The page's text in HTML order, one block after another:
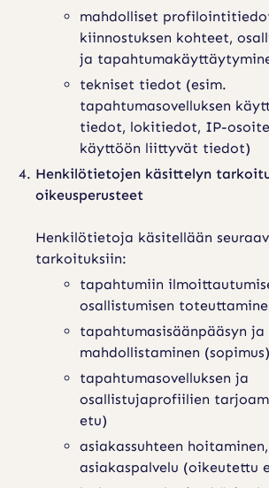
mahdolliset
kiinnostuksen kohteet,
ja
tekniset tiedot (esim.
tapahtumasovelluksen
tiedot, lokitiedot, IP-osoite
käyttöön liittyvät tiedot)
Henkilötietojen käsittelyn
oikeusperusteet
Henkilötietoja käsitellään
tarkoituksiin:
tapahtumiin
osallistumisen
tapahtumasisäänpääsyn ja
mahdollistaminen (sopimus)
tapahtumasovelluksen ja
osallistujaprofiilien
etu)
asiakassuhteen
asiakaspalvelu (oikeutettu